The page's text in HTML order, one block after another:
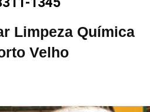
Limpeza Química
Velho